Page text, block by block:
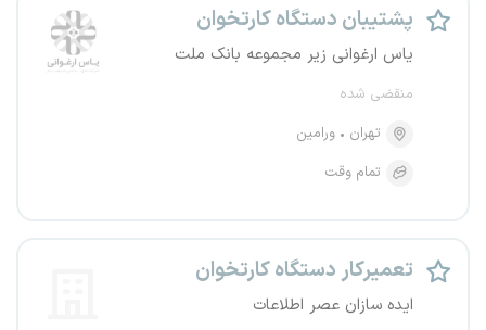
پشتیبان دستگاه کارتخوان
یاس ارغوانی زیر مجموعه بانک ملت
منقضی شده
تهران
ورامین
تمام وقت
تعمیرکار دستگاه کارتخوان
ایده سازان عصر اطلاعات